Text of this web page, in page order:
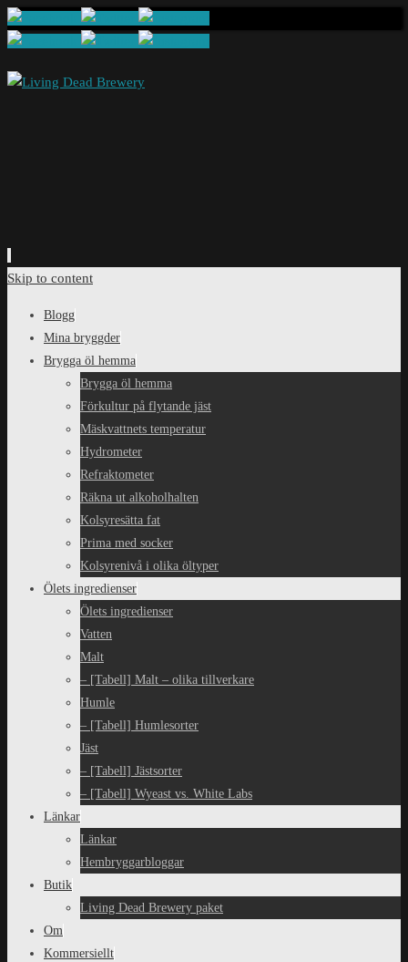
Skip to content
Blogg
Mina bryggder
Brygga öl hemma
Brygga öl hemma
Förkultur på flytande jäst
Mäskvattnets temperatur
Hydrometer
Refraktometer
Räkna ut alkoholhalten
Kolsyresätta fat
Prima med socker
Kolsyrenivå i olika öltyper
Ölets ingredienser
Ölets ingredienser
Vatten
Malt
– [Tabell] Malt – olika tillverkare
Humle
– [Tabell] Humlesorter
Jäst
– [Tabell] Jästsorter
– [Tabell] Wyeast vs. White Labs
Länkar
Länkar
Hembryggarbloggar
Butik
Living Dead Brewery paket
Om
Kommersiellt